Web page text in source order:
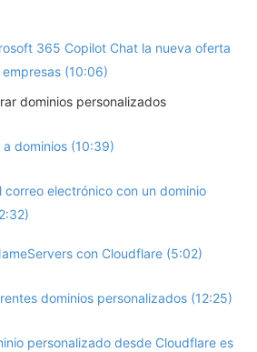
365 Copilot Chat la nueva oferta
(10:06)
dominios personalizados
dominios (10:39)
correo electrónico con un dominio
con Cloudflare (5:02)
dominios personalizados (12:25)
personalizado desde Cloudflare es